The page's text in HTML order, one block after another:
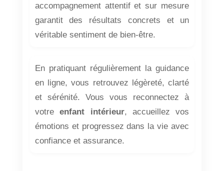
accompagnement attentif et sur mesure
garantit des résultats concrets et un
véritable sentiment de bien-être.
En pratiquant régulièrement la guidance
en ligne, vous retrouvez légèreté, clarté
et sérénité. Vous vous reconnectez à
votreenfant intérieur, accueillez vos
émotions et progressez dans la vie avec
confiance et assurance.